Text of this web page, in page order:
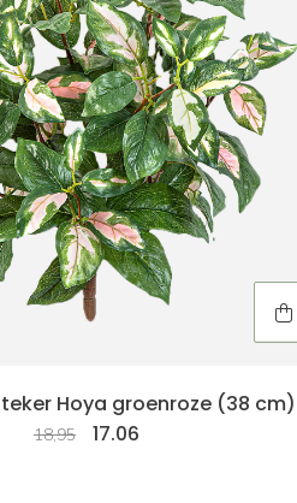
Hoya groenroze (38 cm)
18,95 17.06